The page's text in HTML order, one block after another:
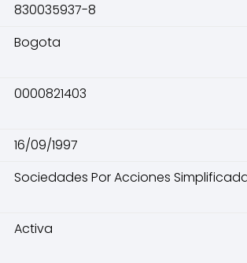
830035937-8
Bogota
0000821403
16/09/1997
Sociedades Por Acciones
Activa